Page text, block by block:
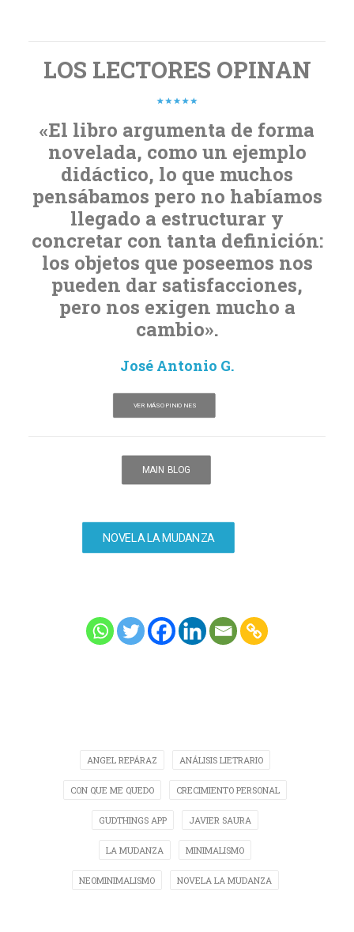
LOS LECTORES OPINAN
«El libro argumenta de forma
novelada, como un ejemplo
didáctico, lo que muchos
pensábamos pero no habíamos
llegado a estructurar y
concretar con tanta definición:
los objetos que poseemos nos
pueden dar satisfacciones,
pero nos exigen mucho a
cambio».
José Antonio G.
VER MÁS OPINIONES
MAIN BLOG
NOVELA LA MUDANZA
ANGEL REPÁRAZ ANÁLISIS LIETRARIO
CON QUE ME QUEDO CRECIMIENTO PERSONAL
GUDTHINGS APP JAVIER SAURA
LA MUDANZA MINIMALISMO
NEOMINIMALISMO NOVELA LA MUDANZA